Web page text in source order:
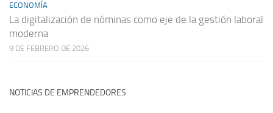
ECONOMÍA
La digitalización de nóminas como eje de la gestión laboral
moderna
9 DE FEBRERO DE 2026
NOTICIAS DE EMPRENDEDORES